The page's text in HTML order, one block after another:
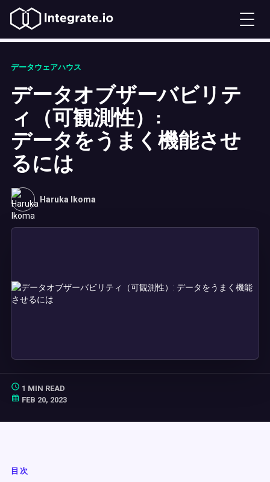
データウェアハウス
データオブザーバビリテ
ィ（可観測性）:
データをうまく機能させ
るには
Haruka Ikoma
1 MIN READ
FEB 20, 2023
目次